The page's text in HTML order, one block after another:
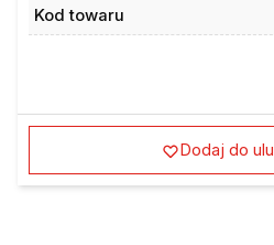
Kod towaru
Dodaj do